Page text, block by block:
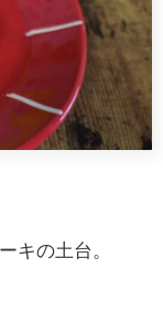
キの土台。